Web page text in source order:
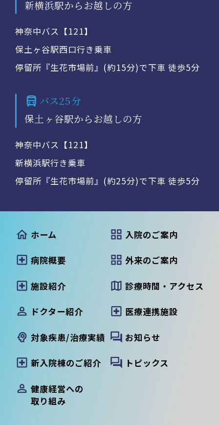
新横浜駅からお越しの方
神奈中バス【121】
保土ヶ谷駅西口行き乗車
停留所『生花市場前』(約15分)で下車 徒歩5分
バス25分
保土ヶ谷駅からお越しの方
神奈中バス【121】
新横浜駅行き乗車
停留所『生花市場前』(約25分)で下車 徒歩5分
ホーム
病院概要
施設紹介
ドクター紹介
対象疾患/治療実績
新入院棟のご紹介
健康経営への
取り組み
入院のご案内
外来のご案内
診療時間・アクセス
医療連携施設
お知らせ
トピックス